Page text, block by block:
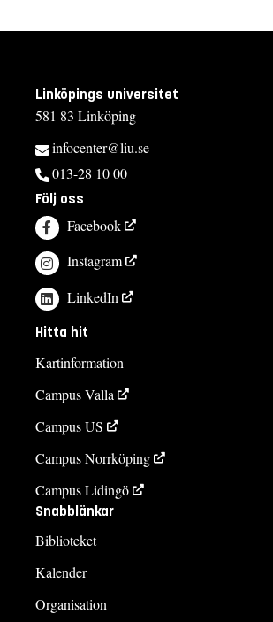
Linköpings universitet
581 83 Linköping
infocenter@liu.se
013-28 10 00
Följ oss
Facebook
Instagram
LinkedIn
Hitta hit
Kartinformation
Campus Valla
Campus US
Campus Norrköping
Campus Lidingö
Snabblänkar
Biblioteket
Kalender
Organisation